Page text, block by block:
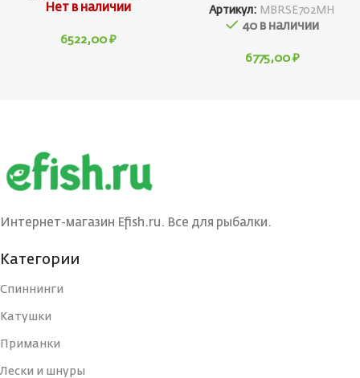
Нет в наличии
6522,00 ₽
Артикул: MBRSE702MH
40 в наличии
6775,00 ₽
Интернет-магазин Efish.ru. Все для рыбалки.
Категории
Спиннинги
Катушки
Приманки
Лески и шнуры